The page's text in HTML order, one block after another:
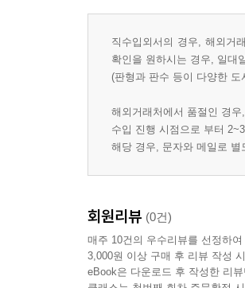
직수입외서의 경우, 해외거
확인을 원하시는 경우, 일대
(판형과 판수 등이 다양한
해외거래처에서 품절인 경
수입 진행 시점으로 부터
해당 경우, 문자와 메일로
회원리뷰 (0건)
매주 10건의 우수리뷰를 선정하
3,000원 이상 구매 후 리뷰 작성 시
eBook은 다운로드 후 작성한 리